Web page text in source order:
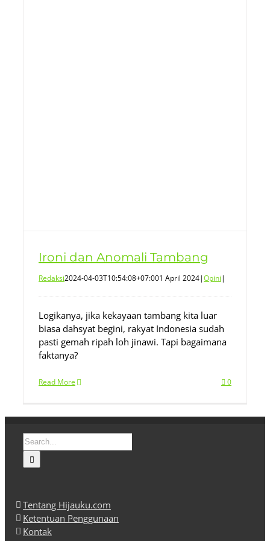
Ironi dan Anomali Tambang
Redaksi2024-04-03T10:54:08+07:001 April 2024|Opini|
Logikanya, jika kekayaan tambang kita luar
biasa dahsyat begini, rakyat Indonesia sudah
pasti gemah ripah loh jinawi. Tapi bagaimana
faktanya?
Read More 0
Search
for:
Tentang Hijauku.com
Ketentuan Penggunaan
Kontak